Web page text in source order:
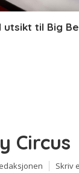
til Big
Circus
Skriv